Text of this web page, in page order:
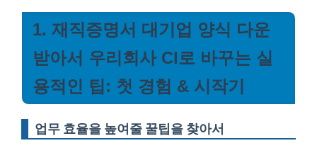
1. 재직증명서 대기업 양식 다운
받아서 우리회사 CI로 바꾸는 실
용적인 팁: 첫 경험 & 시작기
업무 효율을 높여줄 꿀팁을 찾아서